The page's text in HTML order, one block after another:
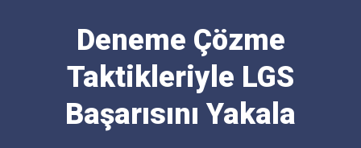
Deneme Çözme
Taktikleriyle LGS
Başarısını Yakala